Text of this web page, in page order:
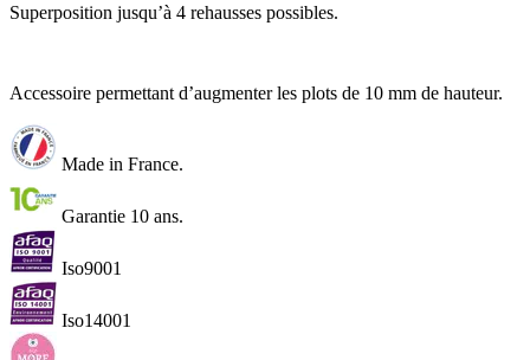
Superposition jusqu’à 4 rehausses possibles.
Accessoire permettant d’augmenter les plots de 10 mm de hauteur.
Made in France.
Garantie 10 ans.
Iso9001
Iso14001